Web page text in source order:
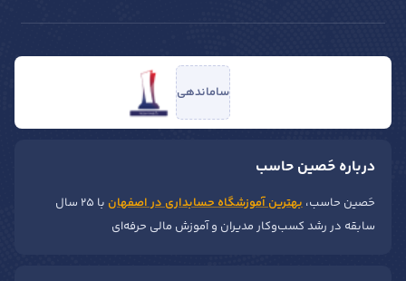
ساماندهی
درباره حَصین حاسب
حَصین حاسب، بهترین آموزشگاه حسابداری در اصفهان
با ۲۵ سال
سابقه در رشد کسب‌وکار مدیران و آموزش مالی حرفه‌ای